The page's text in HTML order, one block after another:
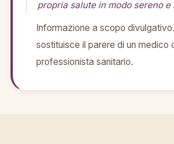
propria salute in modo sereno e
Informazione a scopo
sostituisce il parere di un medico
professionista sanitario.